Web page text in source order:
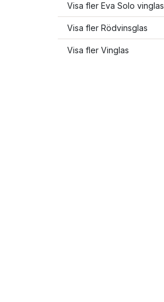
Visa fler Eva Solo vinglas
Visa fler Rödvinsglas
Visa fler Vinglas